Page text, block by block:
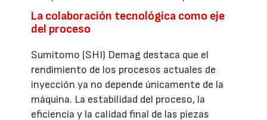
La colaboración tecnológica como eje
del proceso
Sumitomo (SHI) Demag destaca que el
rendimiento de los procesos actuales de
inyección ya no depende únicamente de la
máquina. La estabilidad del proceso, la
eficiencia y la calidad final de las piezas